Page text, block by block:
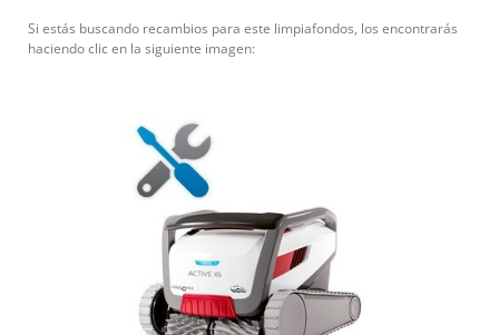
Si estás buscando recambios para este limpiafondos, los encontrarás
haciendo clic en la siguiente imagen: